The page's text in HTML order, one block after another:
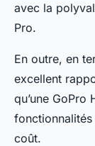
avec la
Pro.
En outre, en
excellent
qu’une
coût.